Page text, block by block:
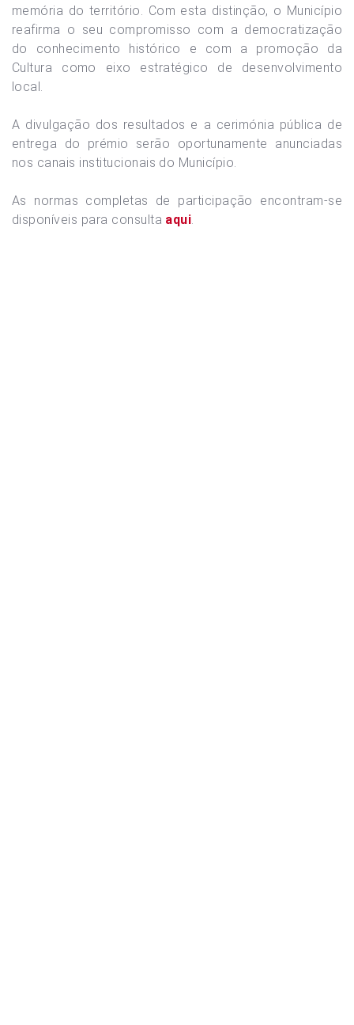
memória do território. Com esta distinção, o Município
reafirma o seu compromisso com a democratização
do conhecimento histórico e com a promoção da
Cultura como eixo estratégico de desenvolvimento
local.
A divulgação dos resultados e a cerimónia pública de
entrega do prémio serão oportunamente anunciadas
nos canais institucionais do Município.
As normas completas de participação encontram-se
disponíveis para consulta aqui